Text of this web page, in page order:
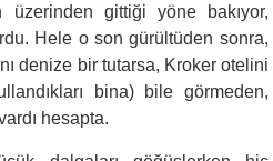
üzerinden gittiği yöne bakıyor,
Hele o son gürültüden sonra,
denize bir tutarsa, Kroker otelini
bina) bile görmeden,
hesapta.